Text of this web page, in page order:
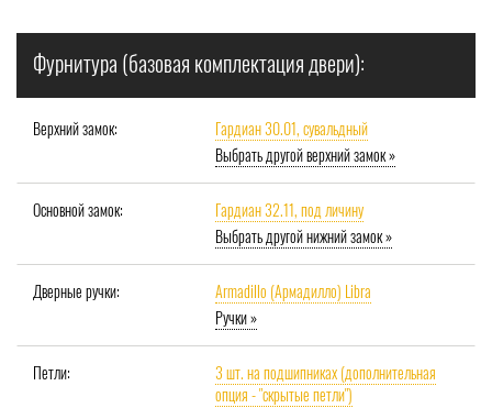
Фурнитура (базовая комплектация двери):
Верхний замок:
Гардиан 30.01, сувальдный
Выбрать другой верхний замок »
Основной замок:
Гардиан 32.11, под личину
Выбрать другой нижний замок »
Дверные ручки:
Armadillo (Армадилло) Libra
Ручки »
Петли:
3 шт. на подшипниках (дополнительная
опция - "скрытые петли")